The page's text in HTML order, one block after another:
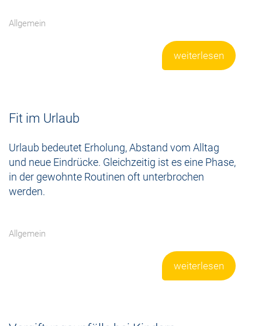
Allgemein
weiterlesen
Fit im Urlaub
Urlaub bedeutet Erholung, Abstand vom Alltag
und neue Eindrücke. Gleichzeitig ist es eine Phase,
in der gewohnte Routinen oft unterbrochen
werden.
Allgemein
weiterlesen